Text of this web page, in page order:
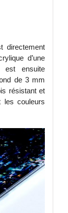
directement
d’une
est ensuite
de 3 mm
résistant et
les couleurs